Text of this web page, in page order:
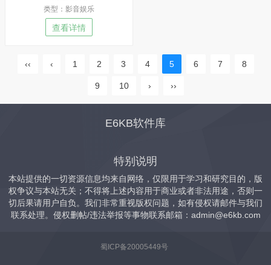
类型：影音娱乐
查看详情
‹‹ ‹ 1 2 3 4 5 6 7 8
9 10 › ››
E6KB软件库
特别说明
本站提供的一切资源信息均来自网络，仅限用于学习和研究目的，版
权争议与本站无关；不得将上述内容用于商业或者非法用途，否则一
切后果请用户自负。我们非常重视版权问题，如有侵权请邮件与我们
联系处理。侵权删帖/违法举报等事物联系邮箱： admin@e6kb.com
蜀ICP备20005449号